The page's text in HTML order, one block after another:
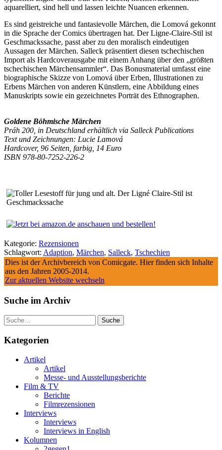
aquarelliert, sind hell und lassen leichte Nuancen erkennen.
Es sind geistreiche und fantasievolle Märchen, die Lomová gekonnt
in die Sprache der Comics übertragen hat. Der Ligne-Claire-Stil ist
Geschmackssache, passt aber zu den moralisch eindeutigen
Aussagen der Märchen. Salleck präsentiert diesen tschechischen
Import als Hardcoverausgabe mit einem Anhang über den „größten
tschechischen Märchensammler“. Das Bonusmaterial umfasst eine
biographische Skizze von Lomová über Erben, Illustrationen zu
Erbens Märchen von anderen Künstlern, eine Abbildung eines
Manuskripts sowie ein gezeichnetes Porträt des Ethnographen.
Goldene Böhmische Märchen
Práh 200, in Deutschland erhältlich via Salleck Publications
Text und Zeichnungen: Lucie Lamová
Hardcover, 96 Seiten, farbig, 14 Euro
ISBN 978-80-7252-226-2
Kategorie: Rezensionen
Schlagwort: Adaption, Märchen, Salleck, Tschechien
Dies ist der Archivbereich von Comicgate. Hier finden sich Inhalte
aus den Jahren 2005-2014.
Zur aktuellen Website wechseln
Suche im Archiv
Suche
Kategorien
Artikel
Artikel
Messe- und Ausstellungsberichte
Film & TV
Berichte
Filmrezensionen
Interviews
Interviews
Interviews in English
Kolumnen